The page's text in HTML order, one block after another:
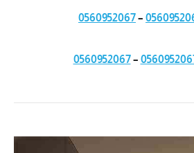
–
0560952067
–
0560952067